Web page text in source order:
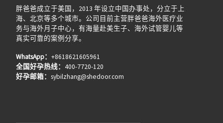
胖爸爸成立于美国，2013 年设立中国办事处，分立于上
海、北京等多个城市。公司目前主营胖爸爸海外医疗业
务与海外月子中心，有海量赴美生子、海外试管婴儿等
真实可靠的案例分享。
WhatsApp： +8618621605961
全国好孕热线： 400-7720-120
好孕邮箱： sybilzhang@shedoor.com